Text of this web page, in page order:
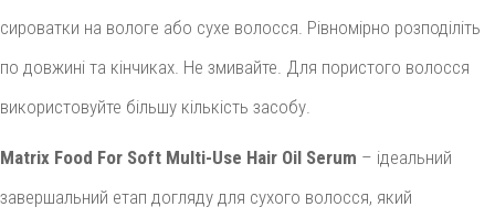
сироватки на вологе або сухе волосся. Рівномірно розподіліть
по довжині та кінчиках. Не змивайте. Для пористого волосся
використовуйте більшу кількість засобу.
Matrix Food For Soft Multi-Use Hair Oil Serum – ідеальний
завершальний етап догляду для сухого волосся, який